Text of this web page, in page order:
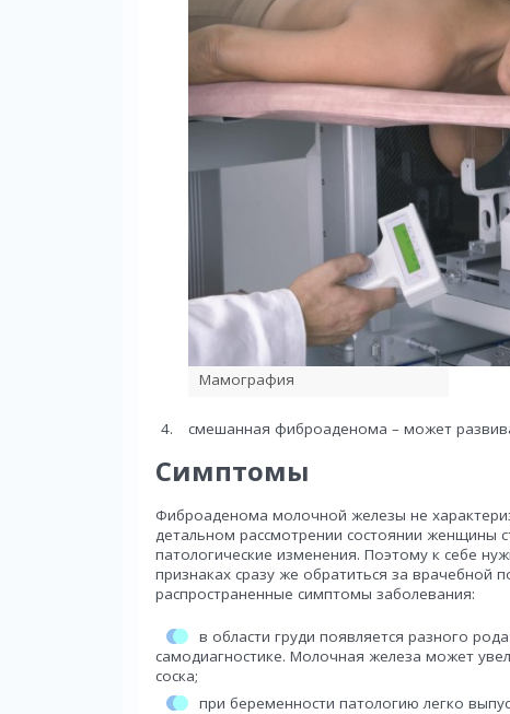
Мамография
смешанная фиброаденома – может
Симптомы
Фиброаденома молочной железы не
детальном рассмотрении состоянии женщины
патологические изменения. Поэтому к себе
признаках сразу же обратиться за
распространенные симптомы заболевания:
в области груди появляется разного
самодиагностике. Молочная железа может
соска;
при беременности патологию легко